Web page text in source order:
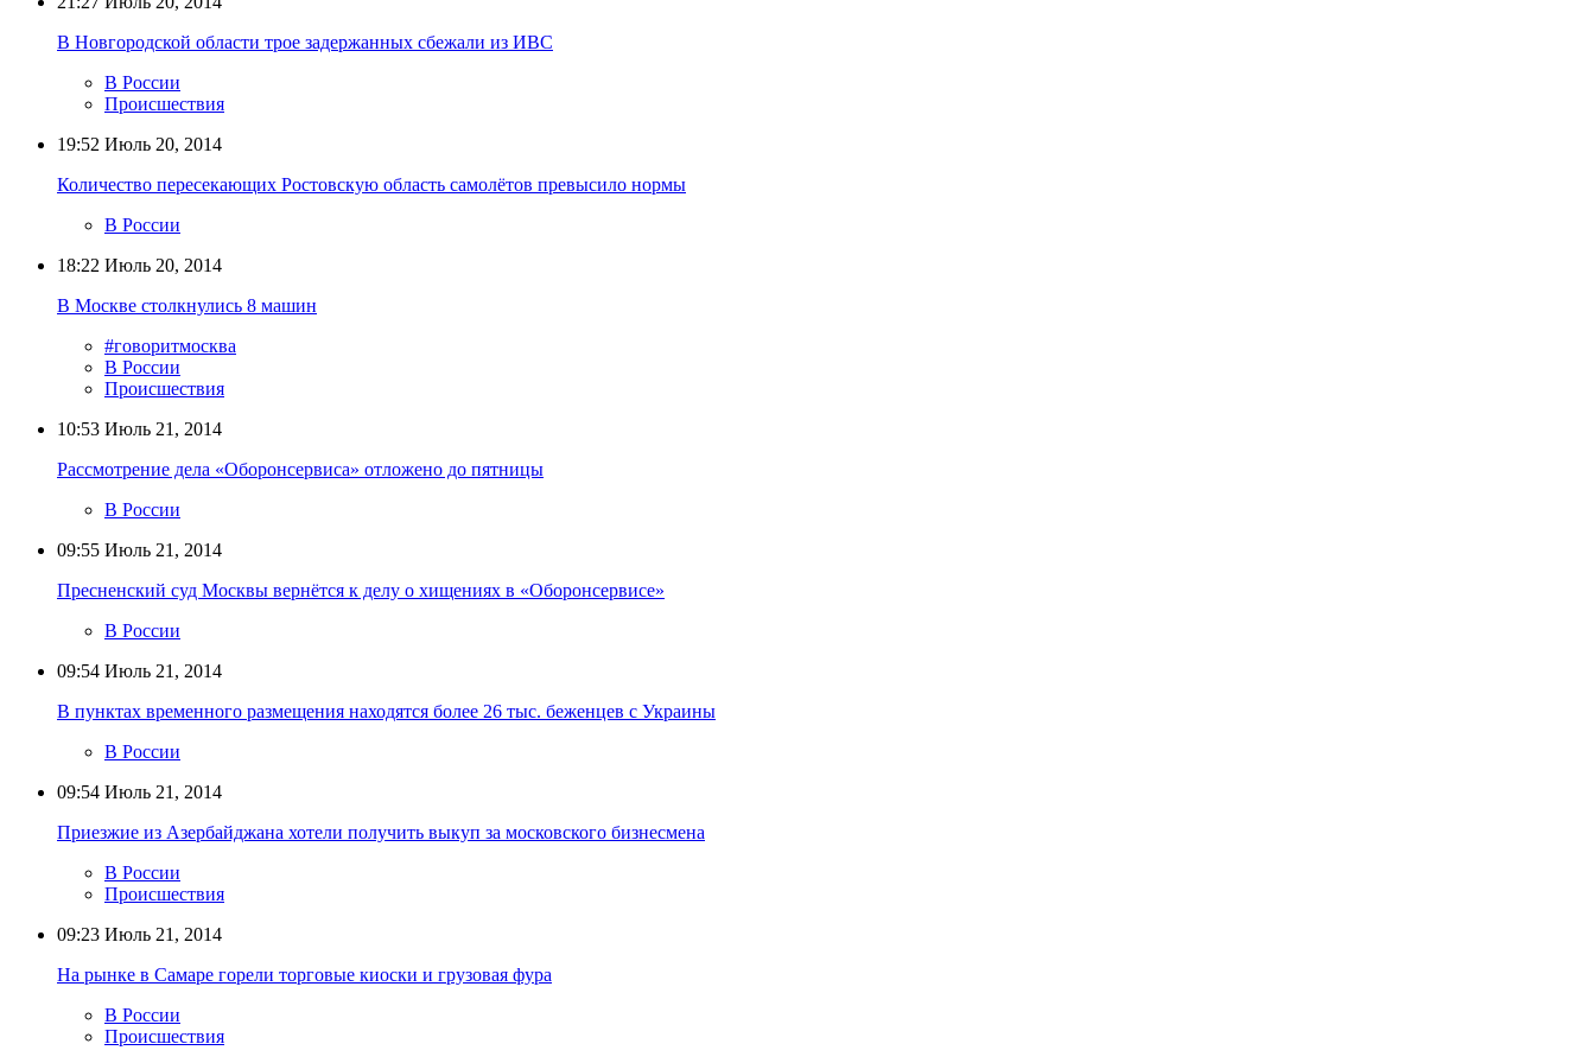
В Новгородской области трое задержанных сбежали из ИВС
В России
Происшествия
19:52 Июль 20, 2014
Количество пересекающих Ростовскую область самолётов превысило нормы
В России
18:22 Июль 20, 2014
В Москве столкнулись 8 машин
#говоритмосква
В России
Происшествия
10:53 Июль 21, 2014
Рассмотрение дела «Оборонсервиса» отложено до пятницы
В России
09:55 Июль 21, 2014
Пресненский суд Москвы вернётся к делу о хищениях в «Оборонсервисе»
В России
09:54 Июль 21, 2014
В пунктах временного размещения находятся более 26 тыс. беженцев с Украины
В России
09:54 Июль 21, 2014
Приезжие из Азербайджана хотели получить выкуп за московского бизнесмена
В России
Происшествия
09:23 Июль 21, 2014
На рынке в Самаре горели торговые киоски и грузовая фура
В России
Происшествия